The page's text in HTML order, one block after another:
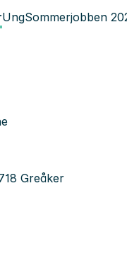
UngSommerjobben
Greåker